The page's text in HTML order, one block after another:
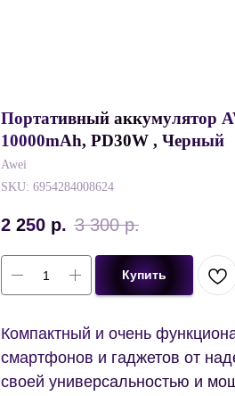
Портативный аккумулятор
10000mAh, PD30W , Черный
Awei
SKU: 6954284008624
2 250 р. 3 300 р.
Купить
Компактный и очень
смартфонов и гаджетов от
своей универсальностью и